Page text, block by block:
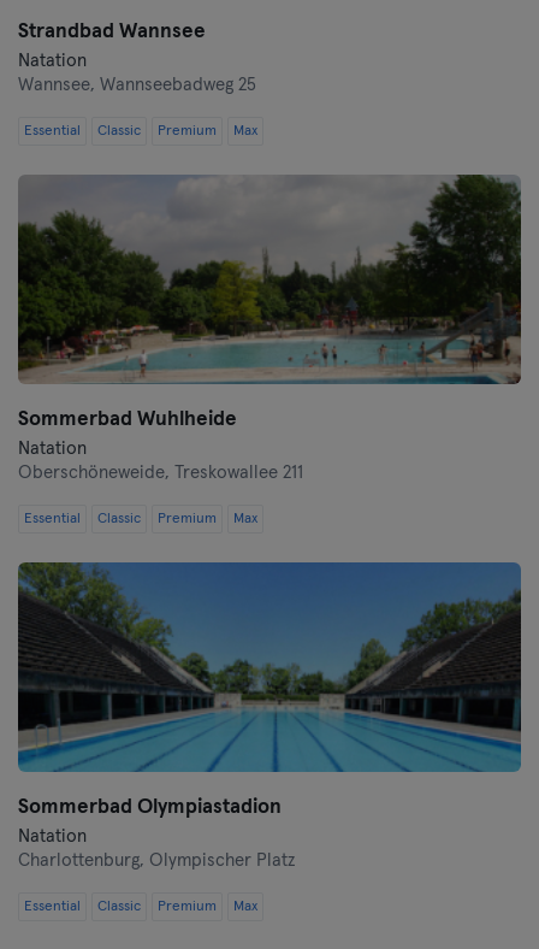
Strandbad Wannsee
Natation
Wannsee, Wannseebadweg 25
Essential Classic Premium Max
Sommerbad Wuhlheide
Natation
Oberschöneweide,
Treskowallee 211
Essential Classic Premium Max
Sommerbad Olympiastadion
Natation
Charlottenburg, Olympischer Platz
Essential Classic Premium Max